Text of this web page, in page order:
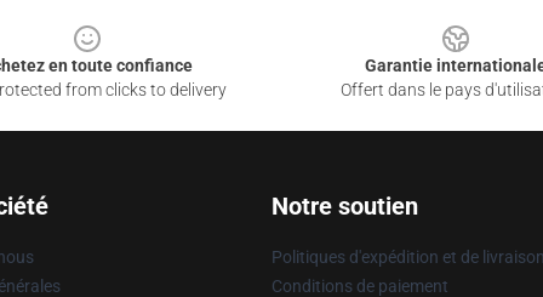
en toute confiance
from clicks to delivery
Garantie
Offert dans le pays
Notre soutien
Politiques d'expédition et de livraison
Conditions de paiement